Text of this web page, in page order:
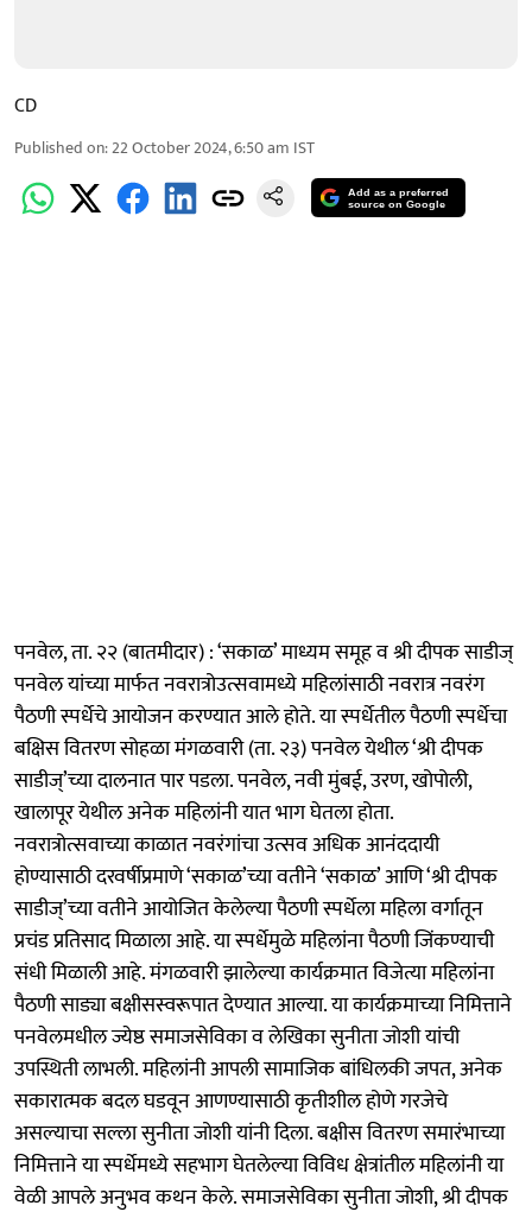
CD
Published on:22 October 2024, 6:50 am IST
Add as a preferred
source on Google
पनवेल, ता. २२ (बातमीदार) : ‘सकाळ’ माध्यम समूह व श्री दीपक साडीज्
पनवेल यांच्या मार्फत नवरात्रोउत्सवामध्ये महिलांसाठी नवरात्र नवरंग
पैठणी स्पर्धेचे आयोजन करण्यात आले होते. या स्पर्धेतील पैठणी स्पर्धेचा
बक्षिस वितरण सोहळा मंगळवारी (ता. २३) पनवेल येथील ‘श्री दीपक
साडीज्’च्या दालनात पार पडला. पनवेल, नवी मुंबई, उरण, खोपोली,
खालापूर येथील अनेक महिलांनी यात भाग घेतला होता.
नवरात्रोत्सवाच्या काळात नवरंगांचा उत्सव अधिक आनंददायी
होण्यासाठी दरवर्षीप्रमाणे ‘सकाळ’च्या वतीने ‘सकाळ’ आणि ‘श्री दीपक
साडीज्’च्या वतीने आयोजित केलेल्या पैठणी स्पर्धेला महिला वर्गातून
प्रचंड प्रतिसाद मिळाला आहे. या स्पर्धेमुळे महिलांना पैठणी जिंकण्याची
संधी मिळाली आहे. मंगळवारी झालेल्या कार्यक्रमात विजेत्या महिलांना
पैठणी साड्या बक्षीसस्वरूपात देण्यात आल्या. या कार्यक्रमाच्या निमित्ताने
पनवेलमधील ज्येष्ठ समाजसेविका व लेखिका सुनीता जोशी यांची
उपस्थिती लाभली. महिलांनी आपली सामाजिक बांधिलकी जपत, अनेक
सकारात्मक बदल घडवून आणण्यासाठी कृतीशील होणे गरजेचे
असल्याचा सल्ला सुनीता जोशी यांनी दिला. बक्षीस वितरण समारंभाच्या
निमित्ताने या स्पर्धेमध्ये सहभाग घेतलेल्या विविध क्षेत्रांतील महिलांनी या
वेळी आपले अनुभव कथन केले. समाजसेविका सुनीता जोशी, श्री दीपक